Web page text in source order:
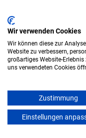
Freie Plätze: 1
Wir verwenden Cookies
Wir können diese zur
Website zu verbessern,
großartiges Website-
uns verwendeten Cookies
Zustimmung
Einstellungen